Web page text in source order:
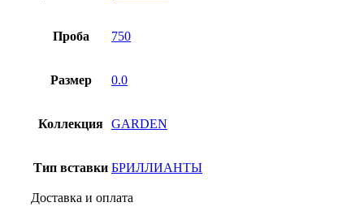
Проба 750
Размер 0.0
Коллекция GARDEN
Тип вставки БРИЛЛИАНТЫ
Доставка и оплата